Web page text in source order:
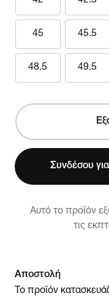
45 45.5
48.5 49.5
Συνδέσου
Αυτό το προϊόν
τις
Αποστολή
Το προϊόν